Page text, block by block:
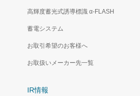
高輝度蓄光式誘導標識 α‐FLASH
蓄電システム
お取引希望のお客様へ
お取扱いメーカー先一覧
IR情報